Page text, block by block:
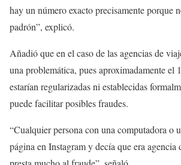
hay un número exacto precisamente porque
padrón”, explicó.
Añadió que en el caso de las agencias de
una problemática, pues aproximadamente el
estarían regularizadas ni establecidas
puede facilitar posibles fraudes.
“Cualquier persona con una computadora o
página en Instagram y decía que era agencia